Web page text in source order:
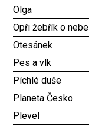
Olga
Opři žebřík o nebe
Otesánek
Pes a vlk
Píchlé duše
Planeta Česko
Plevel